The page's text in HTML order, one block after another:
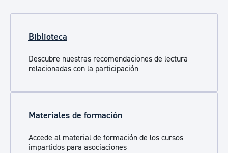
Biblioteca
Descubre nuestras recomendaciones de lectura
relacionadas con la participación
Materiales de formación
Accede al material de formación de los cursos
impartidos para asociaciones